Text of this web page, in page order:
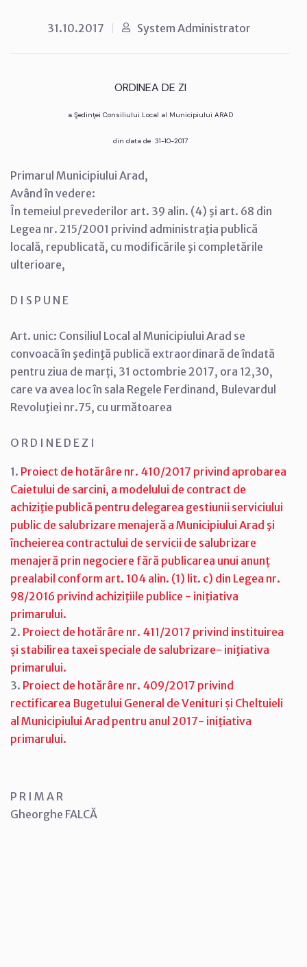
31.10.2017 System Administrator
ORDINEA DE ZI
a Şedinţei Consiliului Local al Municipiului ARAD
din data de 31-10-2017
Primarul Municipiului Arad,
Având în vedere:
În temeiul prevederilor art. 39 alin. (4) şi art. 68 din
Legea nr. 215/2001 privind administraţia publică
locală, republicată, cu modificările şi completările
ulterioare,
D I S P U N E
Art. unic: Consiliul Local al Municipiului Arad se
convoacă în şedinţă publică extraordinară de îndată
pentru ziua de marți, 31 octombrie 2017, ora 12,30,
care va avea loc în sala Regele Ferdinand, Bulevardul
Revoluţiei nr.75, cu următoarea
O R D I N E D E Z I
1. Proiect de hotărâre nr. 410/2017 privind aprobarea
Caietului de sarcini, a modelului de contract de
achiziţie publică pentru delegarea gestiunii serviciului
public de salubrizare menajeră a Municipiului Arad şi
încheierea contractului de servicii de salubrizare
menajeră prin negociere fără publicarea unui anunț
prealabil conform art. 104 alin. (1) lit. c) din Legea nr.
98/2016 privind achiziţiile publice - iniţiativa
primarului.
2. Proiect de hotărâre nr. 411/2017 privind instituirea
și stabilirea taxei speciale de salubrizare- iniţiativa
primarului.
3. Proiect de hotărâre nr. 409/2017 privind
rectificarea Bugetului General de Venituri și Cheltuieli
al Municipiului Arad pentru anul 2017- iniţiativa
primarului.
P R I M A R
Gheorghe FALCĂ